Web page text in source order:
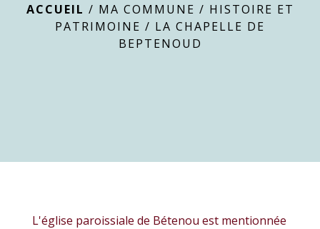
ACCUEIL / MA COMMUNE / HISTOIRE ET
PATRIMOINE / LA CHAPELLE DE
BEPTENOUD
L'église paroissiale de Bétenou est mentionnée